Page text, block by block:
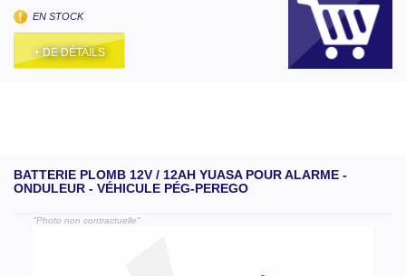
EN STOCK
+ DE DÉTAILS
BATTERIE PLOMB 12V / 12AH YUASA POUR ALARME -
ONDULEUR - VÉHICULE PÉG-PEREGO
"Photo non contractuelle"